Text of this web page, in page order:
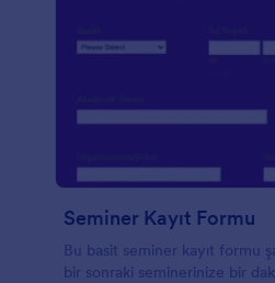
Seminer Kayıt Formu
Bu basit seminer kayıt formu
bir sonraki seminerinize bir